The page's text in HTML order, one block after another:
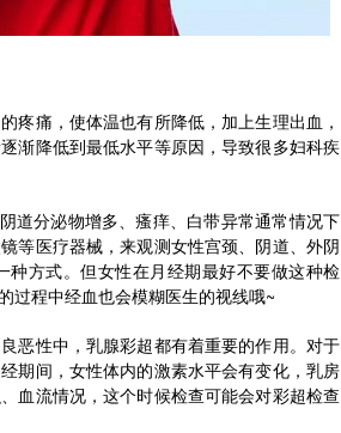
疼痛，使体温也有所降低，加上生理出血，
渐降低到最低水平等原因，导致很多妇科疾
道分泌物增多、瘙痒、白带异常通常情况下
等医疗器械，来观测女性宫颈、阴道、外阴
方式。但女性在月经期最好不要做这种检
过程中经血也会模糊医生的视线哦~
恶性中，乳腺彩超都有着重要的作用。对于
期间，女性体内的激素水平会有变化，乳房
血流情况，这个时候检查可能会对彩超检查